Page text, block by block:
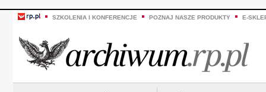
SZKOLENIA I KONFERENCJE POZNAJ NASZE PRODUKTY E-